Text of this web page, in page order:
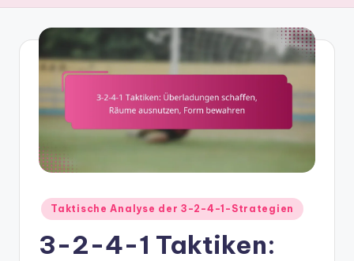
Posted
in
Taktische Analyse der 3-2-4-1-Strategien
3-2-4-1 Taktiken: